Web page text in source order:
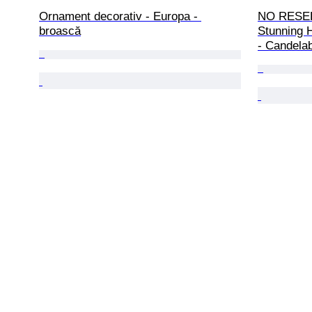
Ornament decorativ - Europa -
broască
NO
Stunning
-